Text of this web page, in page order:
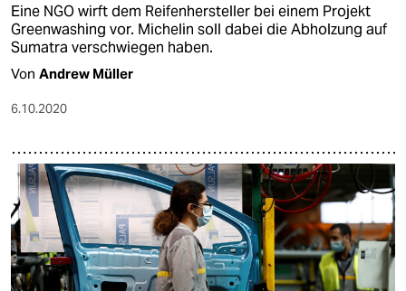
Eine NGO wirft dem Reifenhersteller bei einem Projekt
Greenwashing vor. Michelin soll dabei die Abholzung auf
Sumatra verschwiegen haben.
Von Andrew Müller
6.10.2020